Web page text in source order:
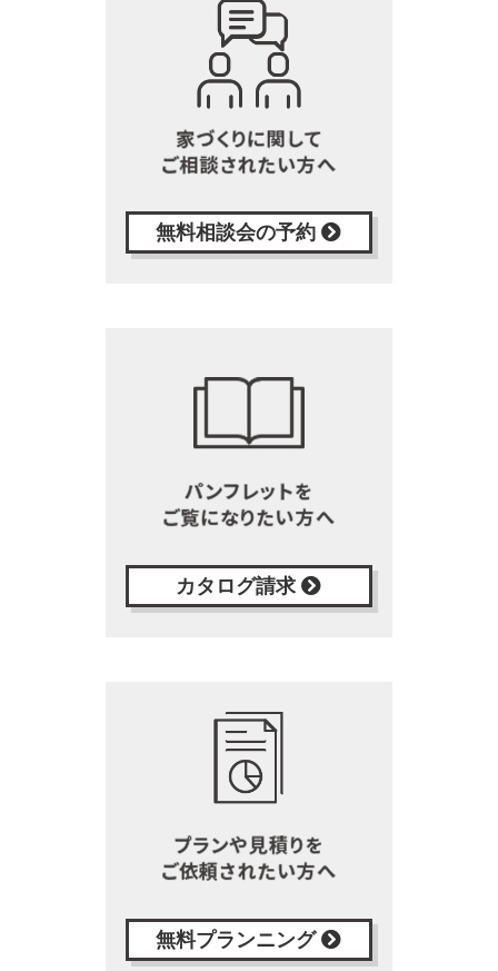
無料相談会の予約
カタログ請求
無料プランニング